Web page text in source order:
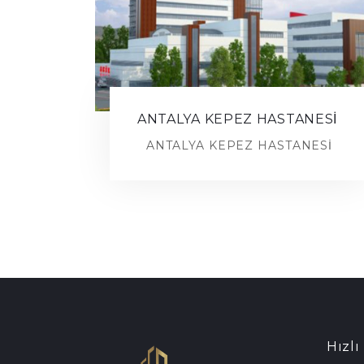
ANTALYA KEPEZ HASTANESİ
ANTALYA KEPEZ HASTANESİ